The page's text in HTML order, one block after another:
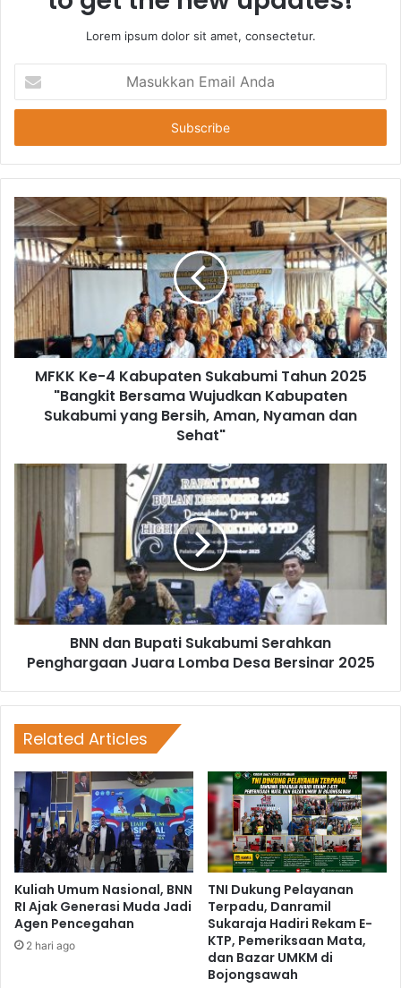
Lorem ipsum dolor sit amet, consectetur.
Email
Anda
MFKK Ke-4 Kabupaten Sukabumi Tahun 2025
"Bangkit Bersama Wujudkan Kabupaten
Sukabumi yang Bersih, Aman, Nyaman dan
Sehat"
BNN dan Bupati Sukabumi Serahkan
Penghargaan Juara Lomba Desa Bersinar 2025
Related Articles
Kuliah Umum Nasional, BNN
RI Ajak Generasi Muda Jadi
Agen Pencegahan
2 hari ago
TNI Dukung Pelayanan
Terpadu, Danramil
Sukaraja Hadiri Rekam E-
KTP, Pemeriksaan Mata,
dan Bazar UMKM di
Bojongsawah